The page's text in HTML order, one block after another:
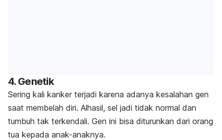
4. Genetik
Sering kali kanker terjadi karena adanya kesalahan gen
saat membelah diri. Alhasil, sel jadi tidak normal dan
tumbuh tak terkendali. Gen ini bisa diturunkan dari orang
tua kepada anak-anaknya.